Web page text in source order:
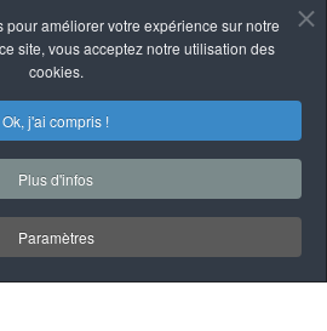
pour améliorer votre expérience sur notre
site, vous acceptez notre utilisation des
cookies.
Ok, j'ai compris !
Plus d'infos
Paramètres